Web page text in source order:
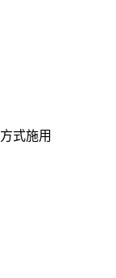
式施用